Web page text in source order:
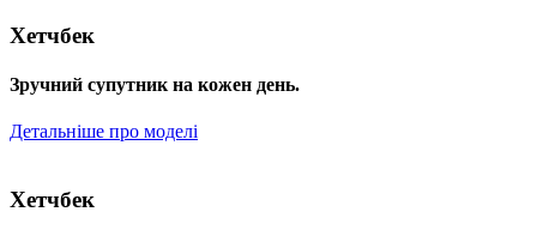
Хетчбек
Зручний супутник на кожен день.
Детальніше про моделі
Хетчбек